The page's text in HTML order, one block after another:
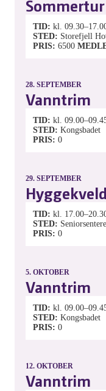
TID kl.
STED
Storefjell
PRIS 6500
28. SEPTEMBER
Vanntrim
TID kl.
STED Kongsbadet
PRIS 0
29. SEPTEMBER
Hyggekveld
TID kl.
STED
PRIS 0
5. OKTOBER
Vanntrim
TID kl.
STED Kongsbadet
PRIS 0
12. OKTOBER
Vanntrim